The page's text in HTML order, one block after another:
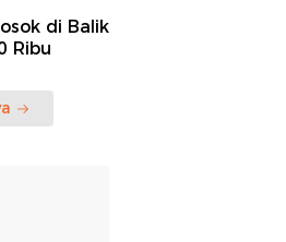
di Balik
Ribu